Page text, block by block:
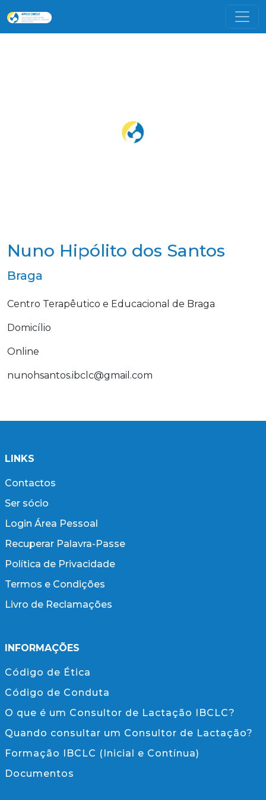
Nuno Hipólito dos Santos
Braga
Centro Terapêutico e Educacional de Braga
Domicílio
Online
nunohsantos.ibclc@gmail.com
LINKS
Contactos
Ser sócio
Login Área Pessoal
Recuperar Palavra-Passe
Política de Privacidade
Termos e Condições
Livro de Reclamações
INFORMAÇÕES
Código de Ética
Código de Conduta
O que é um Consultor de Lactação IBCLC?
Quando consultar um Consultor de Lactação?
Formação IBCLC (Inicial e Contínua)
Documentos